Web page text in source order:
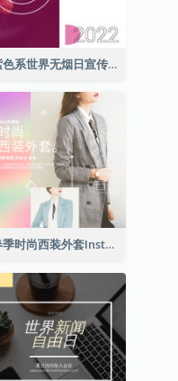
紫色系世界无烟日宣传用Instagram帖子
春季时尚西装外套Instagram帖子